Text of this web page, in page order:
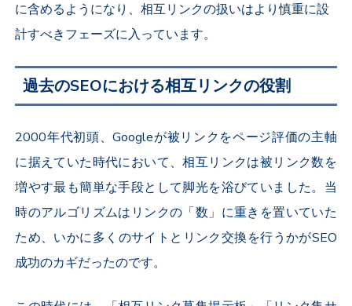
に含めるようになり、相互リンクの扱いはより慎重に設
計すべきフェーズに入っています。
過去のSEOにおける相互リンクの役割
2000年代初頭、Googleが被リンクをページ評価の主軸
に据えていた時代において、相互リンクは被リンク数を
増やす最も簡単な手段として脚光を浴びていました。当
時のアルゴリズムはリンクの「数」に重きを置いていた
ため、いかに多くのサイトとリンク交換を行うかがSEO
成功のカギだったのです。